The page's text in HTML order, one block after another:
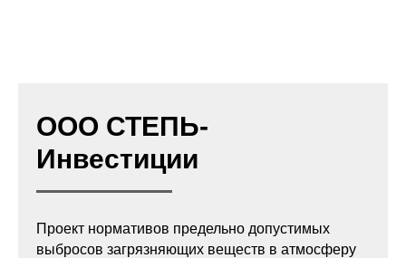
ООО СТЕПЬ-
Инвестиции
Проект нормативов предельно допустимых
выбросов загрязняющих веществ в атмосферу